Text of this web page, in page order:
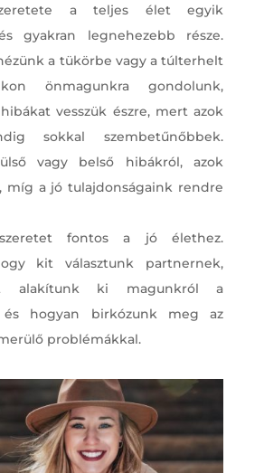
a teljes élet egyik
gyakran legnehezebb része.
a tükörbe vagy a túlterhelt
önmagunkra gondolunk,
vesszük észre, mert azok
sokkal szembetűnőbbek.
vagy belső hibákról, azok
míg a jó tulajdonságaink rendre
fontos a jó élethez.
kit választunk partnernek,
alakítunk ki magunkról a
és hogyan birkózunk meg az
problémákkal.